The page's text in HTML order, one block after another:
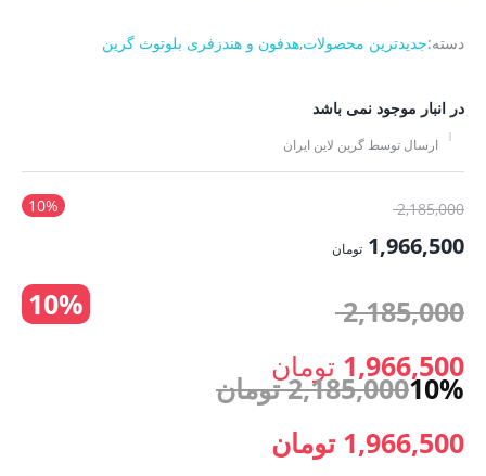
دسته:جدیدترین محصولات,هدفون و هندزفری بلوتوث گرین
در انبار موجود نمی باشد
ارسال توسط گرین لاین ایران
10% 2,185,000قیمت
اصلی:
بود.
1,966,500 تومان
فعلی:
10% 2,185,000
اصلی: 1,966,500 تومان
10%
2,185,000 تومان
قیمت
1,966,500 تومان